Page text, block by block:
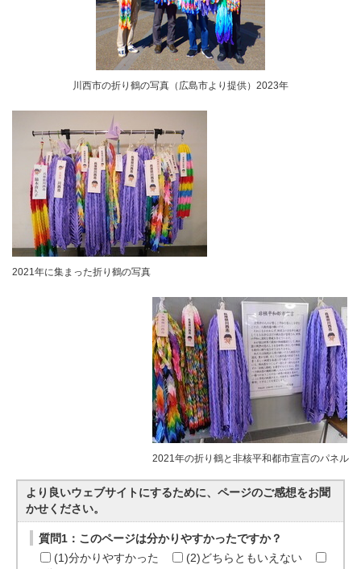
川西市の折り鶴の写真（広島市より提供）2023年
2021年に集まった折り鶴の写真
2021年の折り鶴と非核平和都市宣言のパネル
より良いウェブサイトにするために、ページのご感想をお聞
かせください。
質問1：このページは分かりやすかったですか？
(1)分かりやすかった
(2)どちらともいえない